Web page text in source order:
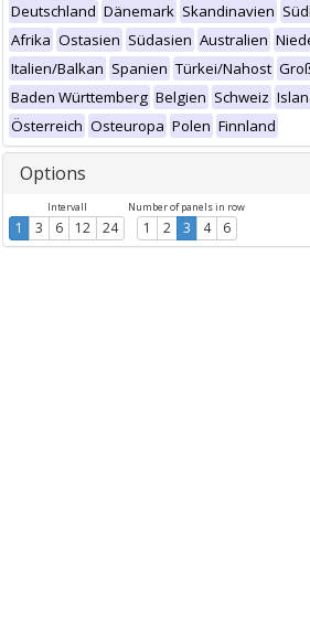
Deutschland Dänemark Skandinavien
Afrika Ostasien Südasien Australien
Italien/Balkan Spanien Türkei/Nahost
Baden Württemberg Belgien Schweiz
Österreich Osteuropa Polen Finnland
Options
Intervall
1 3 6 12 24
Number of panels in row
1 2 3 4 6